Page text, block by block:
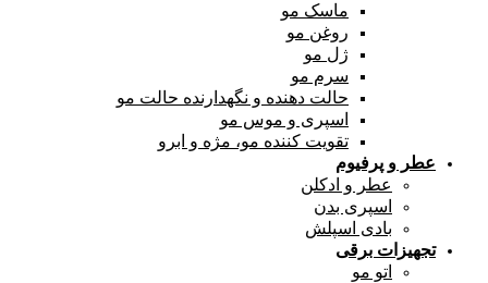
ماسک مو
روغن مو
ژل مو
سرم مو
حالت دهنده و نگهدارنده حالت مو
اسپری و موس مو
تقویت کننده مو، مژه و ابرو
عطر و پرفیوم
عطر و ادکلن
اسپری بدن
بادی اسپلش
تجهیزات برقی
اتو مو